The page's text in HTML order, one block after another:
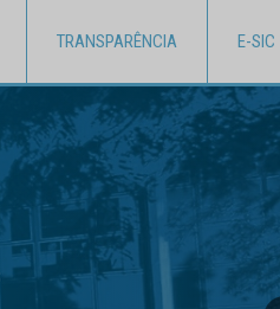
TRANSPARÊNCIA E-SIC